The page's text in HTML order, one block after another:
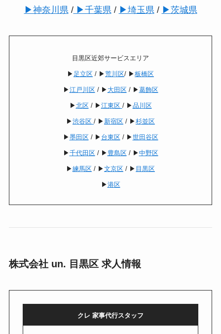
▶︎神奈川県/▶︎千葉県/ ▶︎埼玉県/ ▶︎茨城県
目黒区近郊サービスエリア
▶︎ 足立区 / ▶︎荒川区/ ▶︎板橋区
▶︎江戸川区/ ▶︎ 大田区/ ▶︎葛飾区
▶︎北区/ ▶︎江東区 / ▶︎品川区
▶︎渋谷区 / ▶︎ 新宿区 / ▶︎杉並区
▶︎墨田区/ ▶︎ 台東区/ ▶︎世田谷区
▶︎千代田区/ ▶︎ 豊島区/ ▶︎中野区
▶︎練馬区 / ▶︎文京区 / ▶︎ 目黒区
▶︎港区
株式会社 un. 目黒区 求人情報
クレ 家事代行スタッフ